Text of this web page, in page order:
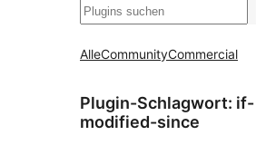
Suchen
AlleCommunityCommercial
Plugin-Schlagwort: if-
modified-since